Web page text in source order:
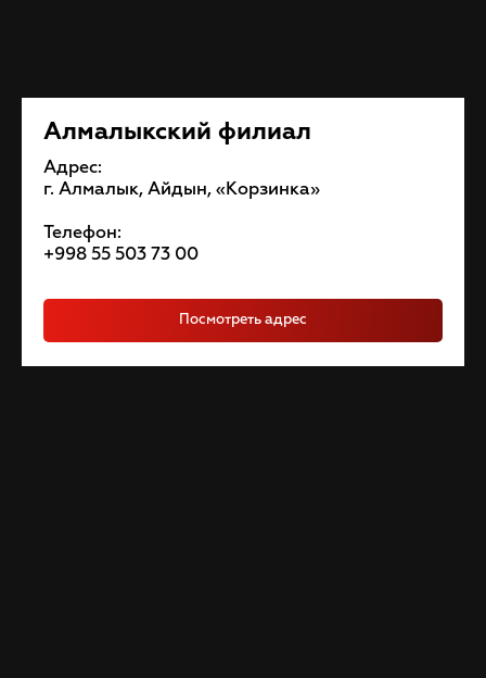
Алмалыкский филиал
Адрес:
г. Алмалык, Айдын, «Корзинка»
Телефон:
+998 55 503 73 00
Посмотреть адрес